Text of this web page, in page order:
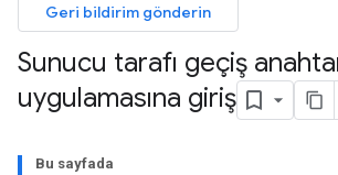
Geri bildirim gönderin
Sunucu tarafı geçiş
uygulamasına giriş
Bu sayfada